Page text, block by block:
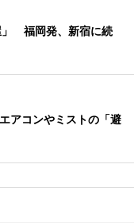
」 福岡発、新宿に続
アコンやミストの「避